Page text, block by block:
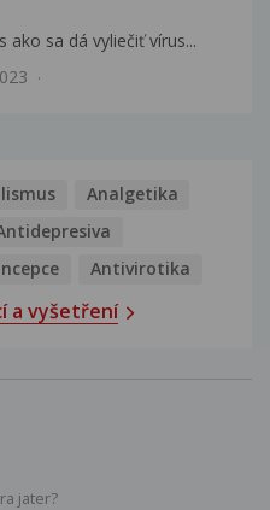
ako sa dá vyliečiť vírus...
Analgetika
Antivirotika
a vyšetření
jater?